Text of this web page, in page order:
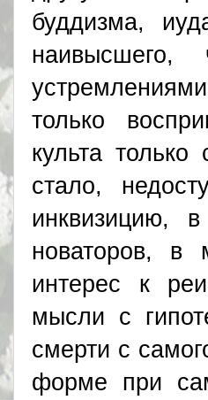
буддизма,
только
культа
стало,
инквизицию,
новаторов, в
интерес к
мысли с
смерти с
форме при